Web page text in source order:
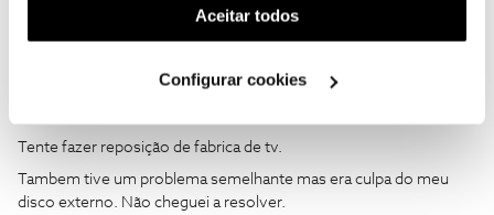
(cookies de publicidade personalizada). Pode gerir a
utilização dos cookies clicando em "Configurar
Aceitar todos
Configurar cookies
Tente fazer reposição de fabrica de tv.
Tambem tive um problema semelhante mas era culpa do meu
disco externo. Não cheguei a resolver.